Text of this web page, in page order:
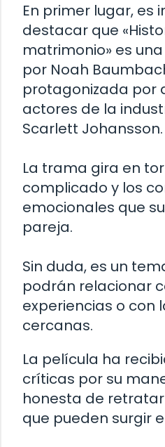
En primer lugar, es
destacar que
matrimonio» es
por Noah
protagonizada por
actores de la
Scarlett Johansson.
La trama gira en
complicado y los
emocionales que
pareja.
Sin duda, es un
podrán relacionar
experiencias o con
cercanas.
La película ha
críticas por su
honesta de
que pueden surgir